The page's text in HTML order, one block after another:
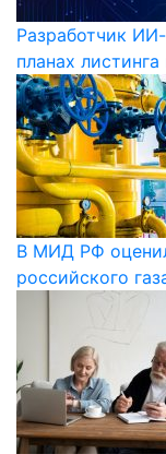
Разработчик
планах листинга
В МИД РФ
российского